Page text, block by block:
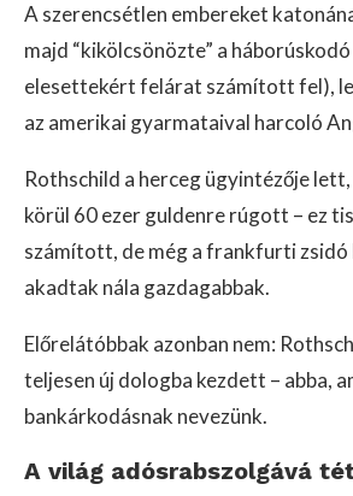
A szerencsétlen embereket
majd “kikölcsönözte” a
elesettekért felárat számított fel),
az amerikai gyarmataival harcoló
Rothschild a herceg ügyintézője
körül 60 ezer guldenre rúgott – ez
számított, de még a frankfurti zsidó
akadtak nála gazdagabbak.
Előrelátóbbak azonban nem:
teljesen új dologba kezdett – abba,
bankárkodásnak nevezünk.
A világ adósrabszolgává